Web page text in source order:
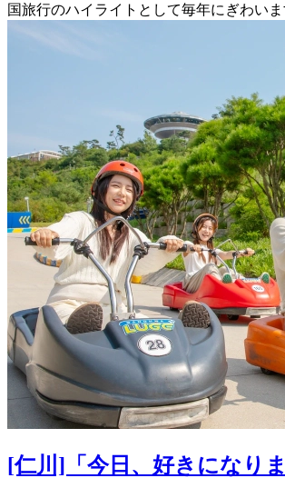
国旅行のハイライトとして毎年にぎわいま
[仁川]「今日、好きになり